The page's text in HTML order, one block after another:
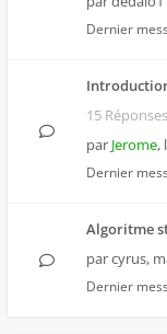
Dernier
15
par Jerome,
Dernier
Algoritme
parcyrus,
Dernier